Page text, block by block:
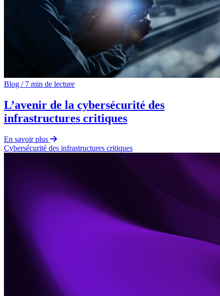
Blog /7 min de lecture
L’avenir de la cybersécurité des
infrastructures critiques
En savoir plus
Cybersécurité des infrastructures critiques